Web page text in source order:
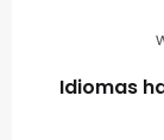
Idiomas
Idiomas